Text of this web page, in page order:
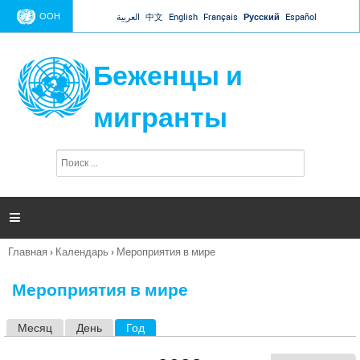
Jump to navigation
ООН العربية 中文 English Français Русский Español
Беженцы и
мигранты
п
и

Вы
Главная › Календарь › Мероприятия в мире
Мероприятия в мире
Месяц День Год